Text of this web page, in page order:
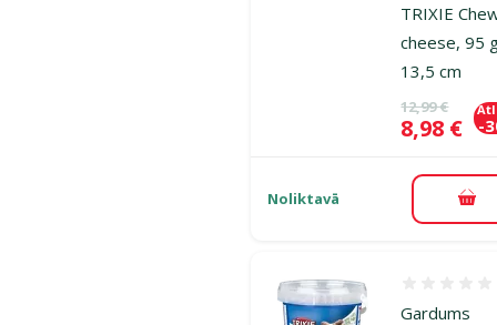
TRIXIE
cheese, 95
13,5 cm
Oriģinālā
12,99 €
Cena
8,98 € -
Noliktavā
Gardums